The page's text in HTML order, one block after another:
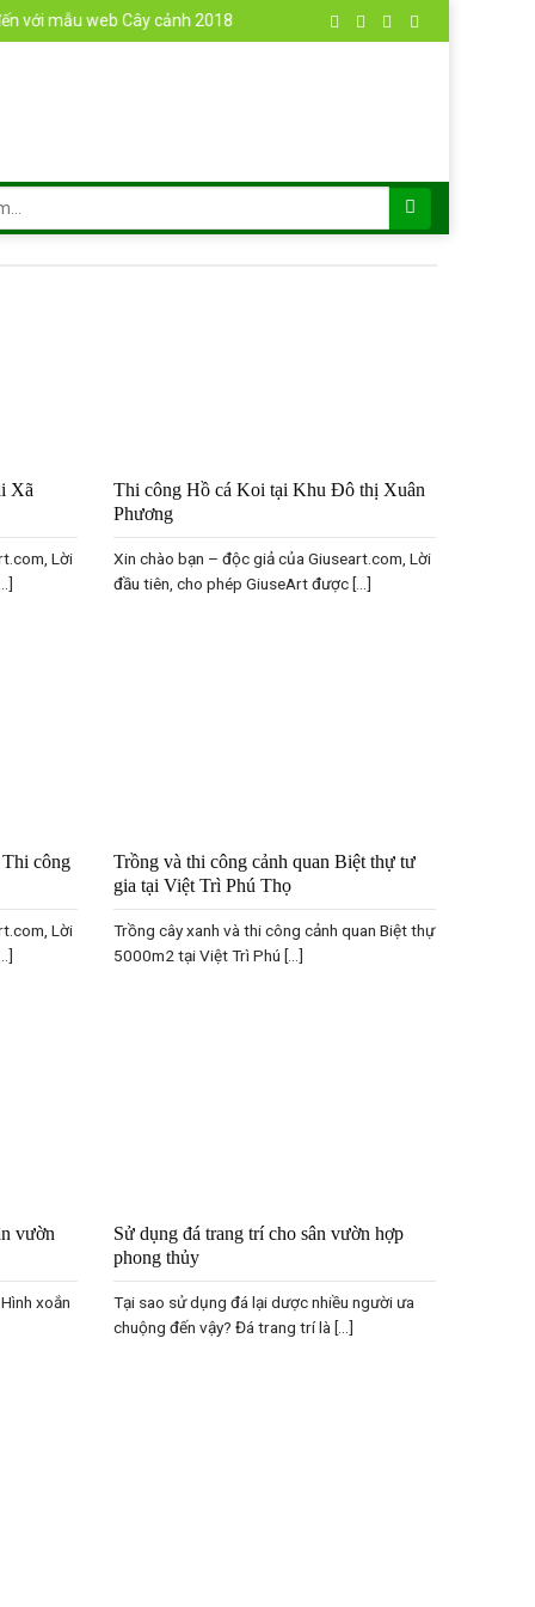
mẫu web Cây cảnh 2018
Xã
Lời
Thi công Hồ cá Koi tại Khu Đô thị Xuân
Phương
Xin chào bạn – độc giả của Giuseart.com, Lời
đầu tiên, cho phép GiuseArt được [...]
công
Lời
Trồng và thi công cảnh quan Biệt thự tư
gia tại Việt Trì Phú Thọ
Trồng cây xanh và thi công cảnh quan Biệt thự
5000m2 tại Việt Trì Phú [...]
vườn
xoắn
Sử dụng đá trang trí cho sân vườn hợp
phong thủy
Tại sao sử dụng đá lại dược nhiều người ưa
chuộng đến vậy? Đá trang trí là [...]